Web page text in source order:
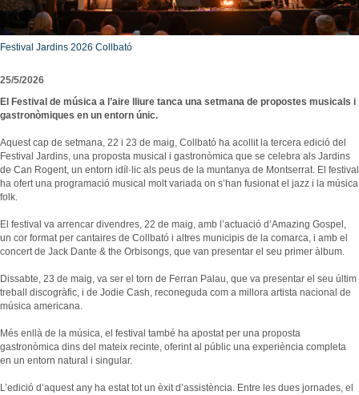
Reparcel·lació del Bosc del Misser
Modificació Puntual del Pla General d’Ordenació de la zona esportiva de Collbató
ORDENANÇA REGULADORA TERRASSES DE BAR I MOBILIARI
Avanç POUM 2012
Programa de Participació 2012
Consultori Mèdic Local
Equipaments
Centres educatius
Empreses i comerços
Entitats i associacions
Llocs d'interès
Subministraments
Emergències
El Porta a Porta a Collbató
-
Festes i tradicions
Rutes i camins
Mercats i Fires
Llocs d'interès
Horari de visites guiades
Preus
Condicions
Localització
Festival Jardins 2026 Collbató
25/5/2026
El Festival de música a l’aire lliure tanca una setmana de propostes musicals i
gastronòmiques en un entorn únic.
Aquest cap de setmana, 22 i 23 de maig, Collbató ha acollit la tercera edició del
Festival Jardins, una proposta musical i gastronòmica que se celebra als Jardins
de Can Rogent, un entorn idíl·lic als peus de la muntanya de Montserrat. El festival
ha ofert una programació musical molt variada on s’han fusionat el jazz i la música
folk.
El festival va arrencar divendres, 22 de maig, amb l’actuació d’Amazing Gospel,
un cor format per cantaires de Collbató i altres municipis de la comarca, i amb el
concert de Jack Dante & the Orbisongs, que van presentar el seu primer àlbum.
Dissabte, 23 de maig, va ser el torn de Ferran Palau, que va presentar el seu últim
treball discogràfic, i de Jodie Cash, reconeguda com a millora artista nacional de
música americana.
Més enllà de la música, el festival també ha apostat per una proposta
gastronòmica dins del mateix recinte, oferint al públic una experiència completa
en un entorn natural i singular.
L’edició d’aquest any ha estat tot un èxit d’assistència. Entre les dues jornades, el